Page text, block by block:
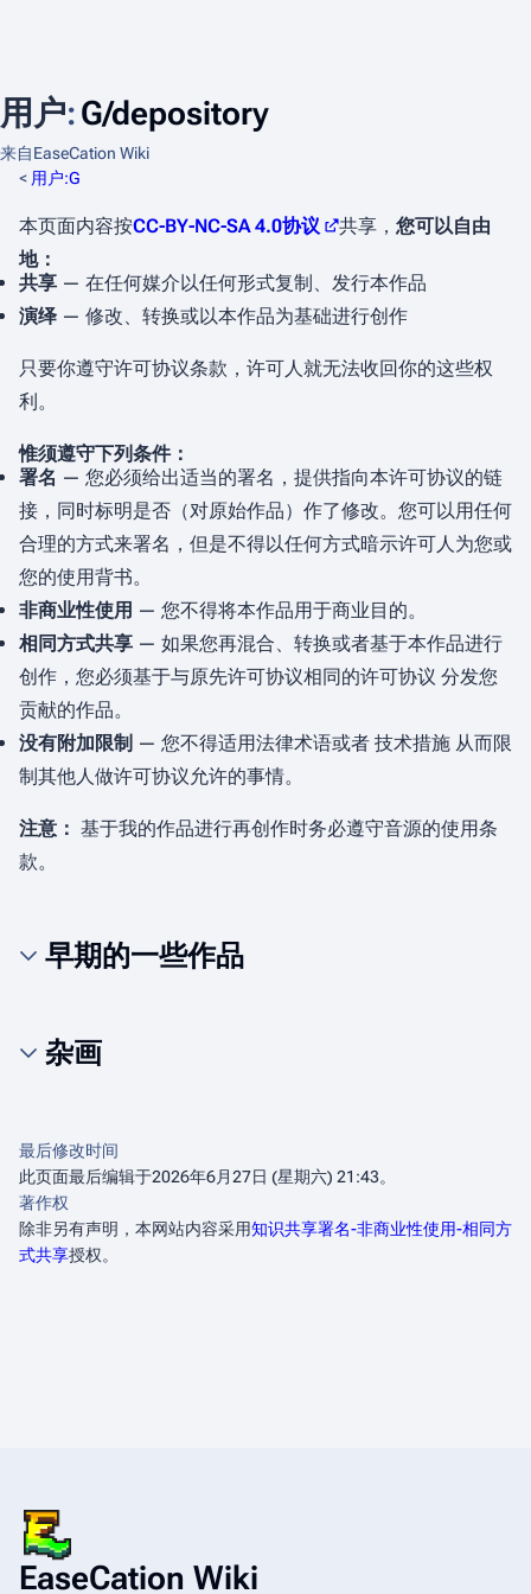
用户:G/depository
来自EaseCation Wiki
< 用户:G
本页面内容按CC-BY-NC-SA 4.0协议 共享， 您可以自由
地：
共享 — 在任何媒介以任何形式复制、发行本作品
演绎 — 修改、转换或以本作品为基础进行创作
只要你遵守许可协议条款，许可人就无法收回你的这些权
利。
惟须遵守下列条件：
署名 — 您必须给出适当的署名，提供指向本许可协议的链
接，同时标明是否（对原始作品）作了修改。您可以用任何
合理的方式来署名，但是不得以任何方式暗示许可人为您或
您的使用背书。
非商业性使用 — 您不得将本作品用于商业目的。
相同方式共享 — 如果您再混合、转换或者基于本作品进行
创作，您必须基于与原先许可协议相同的许可协议 分发您
贡献的作品。
没有附加限制 — 您不得适用法律术语或者 技术措施 从而限
制其他人做许可协议允许的事情。
注意： 基于我的作品进行再创作时务必遵守音源的使用条
款。
早期的一些作品
杂画
最后修改时间
此页面最后编辑于2026年6月27日 (星期六) 21:43。
著作权
除非另有声明，本网站内容采用知识共享署名-非商业性使用-相同方
式共享授权。
EaseCation Wiki